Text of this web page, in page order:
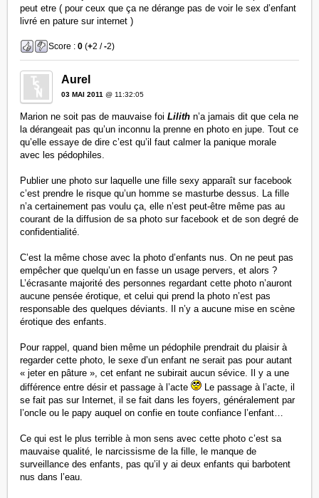
peut etre ( pour ceux que ça ne dérange pas de voir le sex d’enfant
livré en pature sur internet )
Score :0 (+2 /-2)
Aurel
03 MAI 2011 @ 11:32:05
Marion ne soit pas de mauvaise foiLilith n’a jamais dit que cela ne
la dérangeait pas qu’un inconnu la prenne en photo en jupe. Tout ce
qu’elle essaye de dire c’est qu’il faut calmer la panique morale
avec les pédophiles.
Publier une photo sur laquelle une fille sexy apparaît sur facebook
c’est prendre le risque qu’un homme se masturbe dessus. La fille
n’a certainement pas voulu ça, elle n’est peut-être même pas au
courant de la diffusion de sa photo sur facebook et de son degré de
confidentialité.
C’est la même chose avec la photo d’enfants nus. On ne peut pas
empêcher que quelqu’un en fasse un usage pervers, et alors ?
L’écrasante majorité des personnes regardant cette photo n’auront
aucune pensée érotique, et celui qui prend la photo n’est pas
responsable des quelques déviants. Il n’y a aucune mise en scène
érotique des enfants.
Pour rappel, quand bien même un pédophile prendrait du plaisir à
regarder cette photo, le sexe d’un enfant ne serait pas pour autant
« jeter en pâture », cet enfant ne subirait aucun sévice. Il y a une
différence entre désir et passage à l’acte
Le passage à l’acte, il
se fait pas sur Internet, il se fait dans les foyers, généralement par
l’oncle ou le papy auquel on confie en toute confiance l’enfant…
Ce qui est le plus terrible à mon sens avec cette photo c’est sa
mauvaise qualité, le narcissisme de la fille, le manque de
surveillance des enfants, pas qu’il y ai deux enfants qui barbotent
nus dans l’eau.